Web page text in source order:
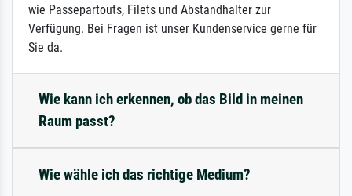
wie Passepartouts, Filets und Abstandhalter zur
Verfügung. Bei Fragen ist unser Kundenservice gerne für
Sie da.
Wie kann ich erkennen, ob das Bild in meinen
Raum passt?
Wie wähle ich das richtige Medium?